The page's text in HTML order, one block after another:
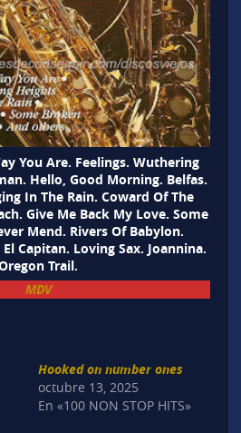
You Are. Feelings. Wuthering
Hello, Good Morning. Belfas.
In The Rain. Coward Of The
Give Me Back My Love. Some
Mend. Rivers Of Babylon.
Capitan. Loving Sax. Joannina.
Trail.
MDV
Hooked on number ones
octubre 13, 2025
En «100 NON STOP HITS»